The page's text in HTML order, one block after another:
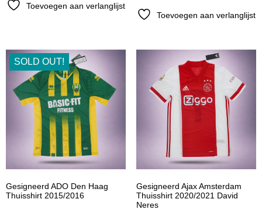
Toevoegen aan verlanglijst
Toevoegen aan verlanglijst
SOLD OUT!
Gesigneerd ADO Den Haag
Thuisshirt 2015/2016
Gesigneerd Ajax Amsterdam
Thuisshirt 2020/2021 David
Neres